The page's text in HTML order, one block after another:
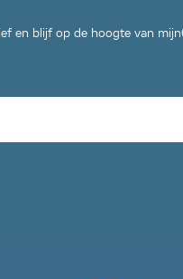
en blijf op de hoogte van